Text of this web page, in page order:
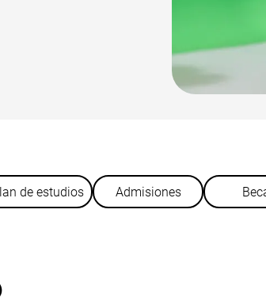
de estudios Admisiones